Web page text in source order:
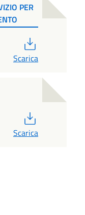
PER
Scarica
Scarica